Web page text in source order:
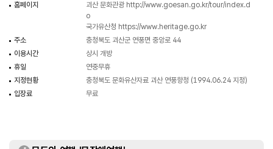
홈페이지
괴산 문화관광 http://www.goesan.go.kr/tour/index.d
o
국가유산청 https://www.heritage.go.kr
주소
충청북도 괴산군 연풍면 중앙로 44
이용시간
상시 개방
휴일
연중무휴
지정현황
충청북도 문화유산자료 괴산 연풍향청 (1994.06.24 지정)
입장료
무료